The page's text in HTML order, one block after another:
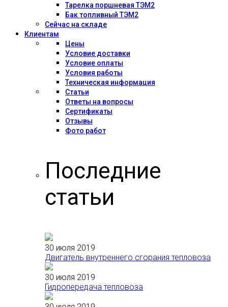
Тарелка поршневая ТЭМ2
Бак топливный ТЭМ2
Сейчас на складе
Клиентам
Цены
Условие доставки
Условие оплаты
Условия работы
Техническая информация
Статьи
Ответы на вопросы
Сертификаты
Отзывы
Фото работ
Последние
статьи
30 июля 2019
Двигатель внутреннего сгорания тепловоза
30 июля 2019
Гидропередача тепловоза